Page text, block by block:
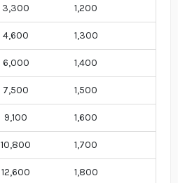
3,300 1,200
4,600 1,300
6,000 1,400
7,500 1,500
9,100 1,600
10,800 1,700
12,600 1,800